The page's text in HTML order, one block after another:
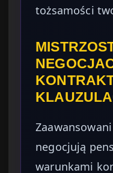
tożsamości
negocjują
warunkami